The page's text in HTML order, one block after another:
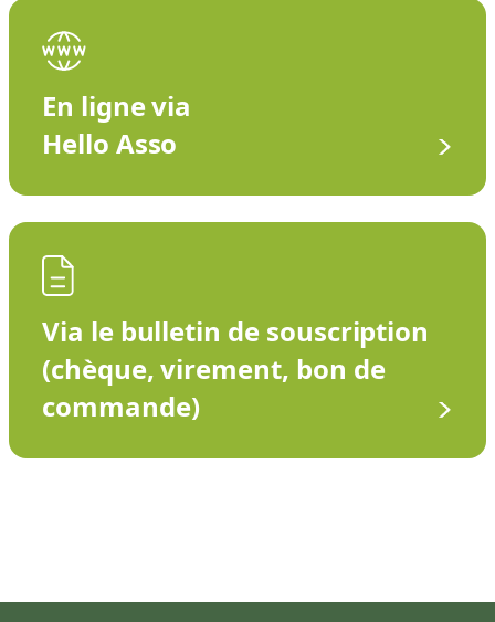
En ligne via
Hello Asso
Via le bulletin de souscription
(chèque, virement, bon de
commande)